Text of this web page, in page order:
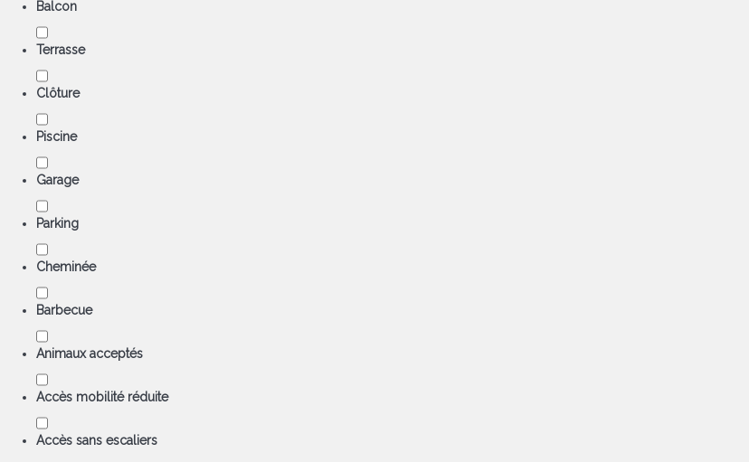
Balcon
Terrasse
Clôture
Piscine
Garage
Parking
Cheminée
Barbecue
Animaux acceptés
Accès mobilité réduite
Accès sans escaliers